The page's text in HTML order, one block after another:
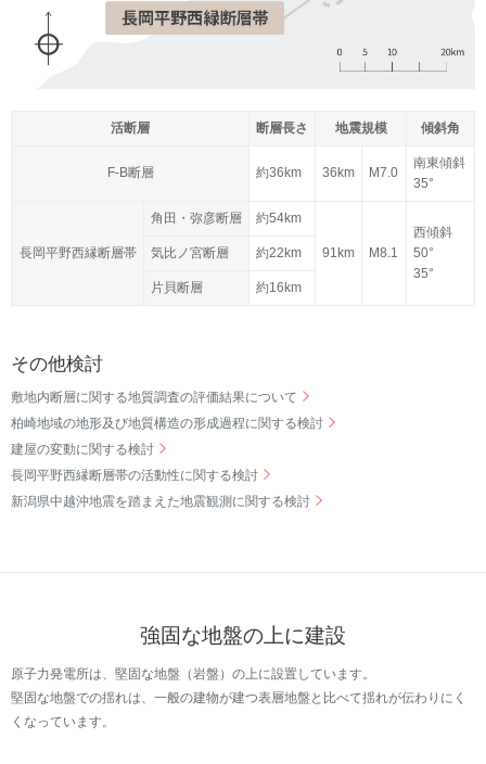
活断層 断層長さ 地震規模 傾斜角
F-B断層 約36km 36km M7.0
南東傾斜
35°
長岡平野西縁断層帯
角田・弥彦断層 約54km
91km M8.1
西傾斜
50°
35°
気比ノ宮断層 約22km
片貝断層 約16km
その他検討
敷地内断層に関する地質調査の評価結果について
柏崎地域の地形及び地質構造の形成過程に関する検討
建屋の変動に関する検討
長岡平野西縁断層帯の活動性に関する検討
新潟県中越沖地震を踏まえた地震観測に関する検討
強固な地盤の上に建設
原子力発電所は、堅固な地盤（岩盤）の上に設置しています。
堅固な地盤での揺れは、一般の建物が建つ表層地盤と比べて揺れが伝わりにく
くなっています。